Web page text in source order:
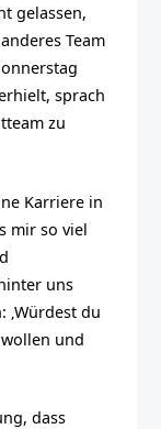
gelassen,
Team
sprach
zu
Karriere in
mir so viel
uns
‚Würdest du
und
dass